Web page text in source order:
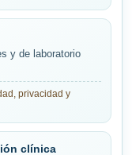
y de laboratorio
privacidad y
clínica